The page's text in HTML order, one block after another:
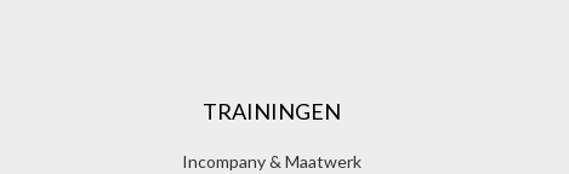
TRAININGEN
Incompany & Maatwerk